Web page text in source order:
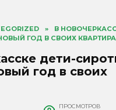
»
В
ГОД В СВОИХ
дети-
год в своих
ПРОСМОТРОВ